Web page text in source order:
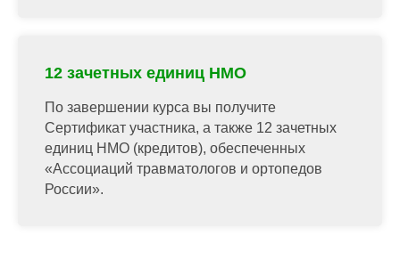
12 зачетных единиц НМО
По завершении курса вы получите
Сертификат участника, а также 12 зачетных
единиц НМО (кредитов), обеспеченных
«Ассоциаций травматологов и ортопедов
России».